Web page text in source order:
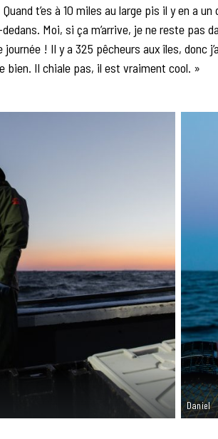
t’es à 10 miles au large pis il y en a
Moi, si ça m’arrive, je ne reste pas
journée ! Il y a 325 pêcheurs aux îles, donc
bien. Il chiale pas, il est vraiment cool. »
Daniel